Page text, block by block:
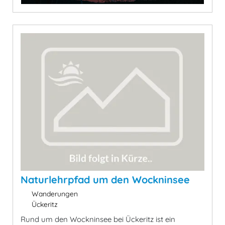
Naturlehrpfad um den Wockninsee
Wanderungen
Ückeritz
Rund um den Wockninsee bei Ückeritz ist ein